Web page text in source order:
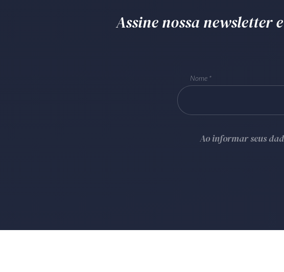
Assine nossa newsletter
Nome
Ao informar seus